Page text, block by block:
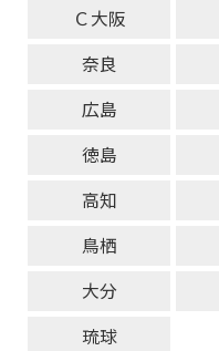
Ｃ大阪
奈良
広島
徳島
高知
鳥栖
大分
琉球